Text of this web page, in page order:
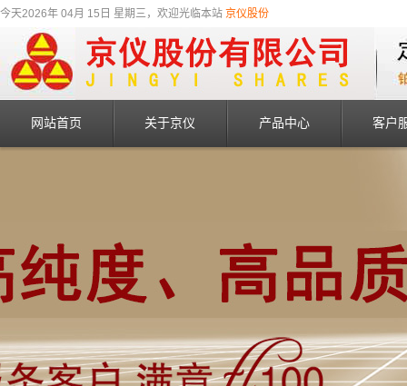
今天2026年 04月 15日 星期三，欢迎光临本站 京仪股份
网站首页 关于京仪 产品中心 客户